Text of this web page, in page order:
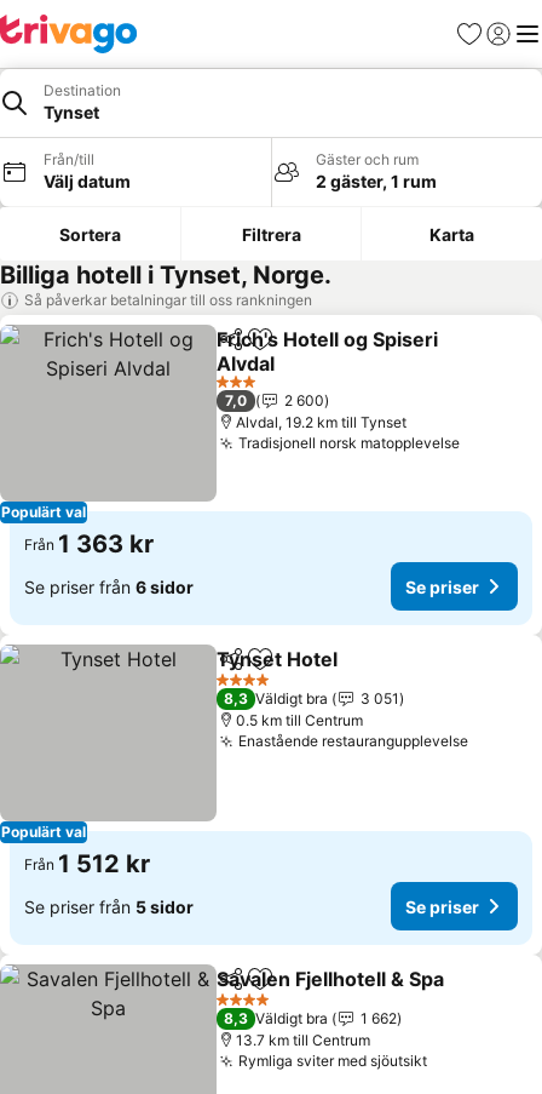
Favoriter
Logga
Destination
Tynset
Från/till
Välj datum
Gäster och rum
2 gäster, 1 rum
Sortera Filtrera Karta
Billiga hotell i Tynset, Norge.
Så påverkar betalningar till oss rankningen
Populärt val
Dela Lägg till i Mina Favoriter
Frich's Hotell og Spiseri
Alvdal
3 Stjärnor
7,0
2 600
Alvdal, 19.2 km till Tynset
Tradisjonell norsk matopplevelse
Från 1 363 kr
Se priser från 6 sidor Se priser
Populärt val
Dela Lägg till i Mina Favoriter
Tynset Hotel
4 Stjärnor
8,3 Väldigt bra
3 051
0.5 km till Centrum
Enastående restaurangupplevelse
Från 1 512 kr
Se priser från 5 sidor Se priser
Dela Lägg till i Mina Favoriter
Savalen Fjellhotell & Spa
4 Stjärnor
8,3 Väldigt bra
1 662
13.7 km till Centrum
Rymliga sviter med sjöutsikt